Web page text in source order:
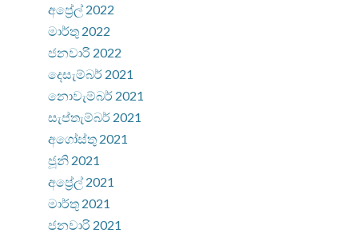
අප්‍රේල් 2022
මාර්තු 2022
ජනවාරි 2022
දෙසැම්බර් 2021
නොවැම්බර් 2021
සැප්තැම්බර් 2021
අගෝස්තු 2021
ජූනි 2021
අප්‍රේල් 2021
මාර්තු 2021
ජනවාරි 2021